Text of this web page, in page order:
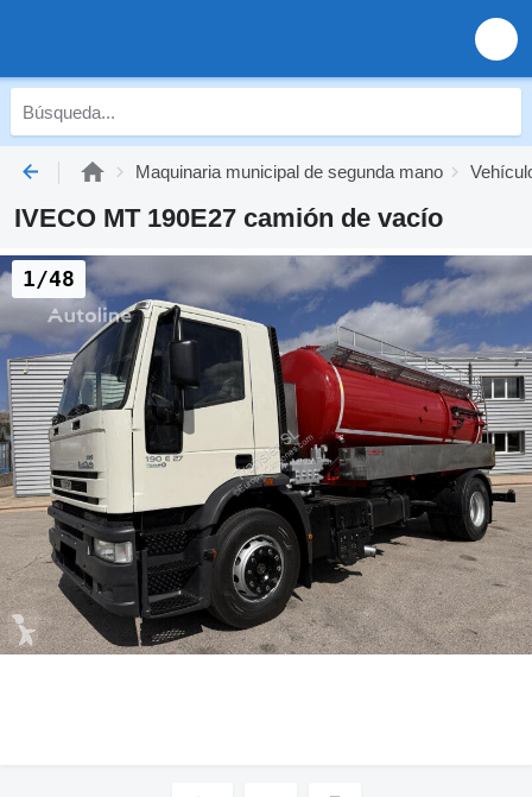
Maquinaria municipal de segunda mano
IVECO MT 190E27 camión de vacío
1/48